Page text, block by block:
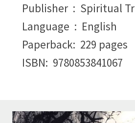
Publisher ‏ :
Language ‏ : ‎ English
Paperback: 229 pages
ISBN: ‎ 9780853841067